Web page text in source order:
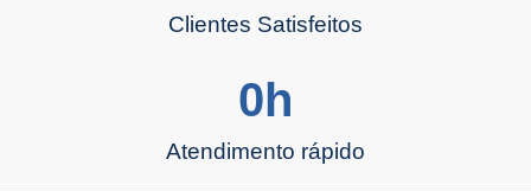
Clientes Satisfeitos
Atendimento rápido
0h